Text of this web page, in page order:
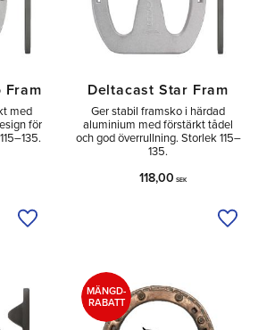
Fram
med
för
Lägg till i önskelista
Deltacast Star Fram
Ger stabil framsko i härdad
aluminium med förstärkt tådel
och god överrullning. Storlek 115–
135.
118,00 SEK
MÄNGD-
RABATT